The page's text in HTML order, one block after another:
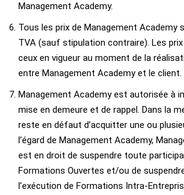
Management Academy.
Tous les prix de Management Academy
TVA (sauf stipulation contraire). Les
ceux en vigueur au moment de la
entre Management Academy et le client.
Management Academy est autorisée à
mise en demeure et de rappel. Dans la
reste en défaut d’acquitter une ou
l’égard de Management Academy,
est en droit de suspendre toute
Formations Ouvertes et/ou de
l’exécution de Formations Intra-